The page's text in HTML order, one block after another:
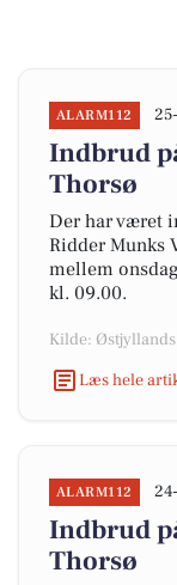
ALARM112
Indbrud
Thorsø
Der har været
Ridder Munks
mellem
kl. 09.00.
Kilde:
Læs hele
ALARM112
Indbrud
Thorsø